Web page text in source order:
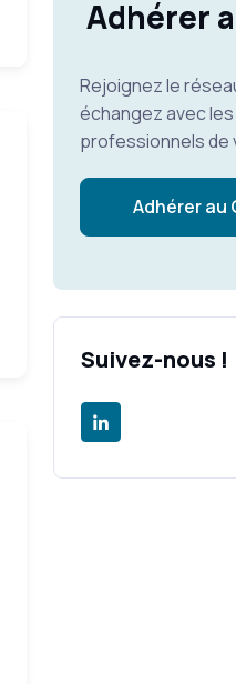
Adhérer
Rejoignez le
échangez avec
professionnels de
Adhérer au
Suivez-nous !